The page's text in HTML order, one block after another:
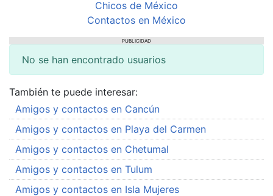
Chicos de México
Contactos en México
PUBLICIDAD
No se han encontrado usuarios
También te puede interesar:
Amigos y contactos en Cancún
Amigos y contactos en Playa del Carmen
Amigos y contactos en Chetumal
Amigos y contactos en Tulum
Amigos y contactos en Isla Mujeres